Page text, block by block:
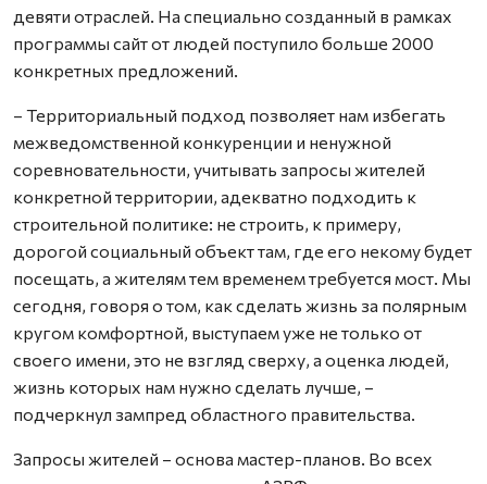
девяти отраслей. На специально созданный в рамках
программы сайт от людей поступило больше 2000
конкретных предложений.
– Территориальный подход позволяет нам избегать
межведомственной конкуренции и ненужной
соревновательности, учитывать запросы жителей
конкретной территории, адекватно подходить к
строительной политике: не строить, к примеру,
дорогой социальный объект там, где его некому будет
посещать, а жителям тем временем требуется мост. Мы
сегодня, говоря о том, как сделать жизнь за полярным
кругом комфортной, выступаем уже не только от
своего имени, это не взгляд сверху, а оценка людей,
жизнь которых нам нужно сделать лучше, –
подчеркнул зампред областного правительства.
Запросы жителей – основа мастер-планов. Во всех